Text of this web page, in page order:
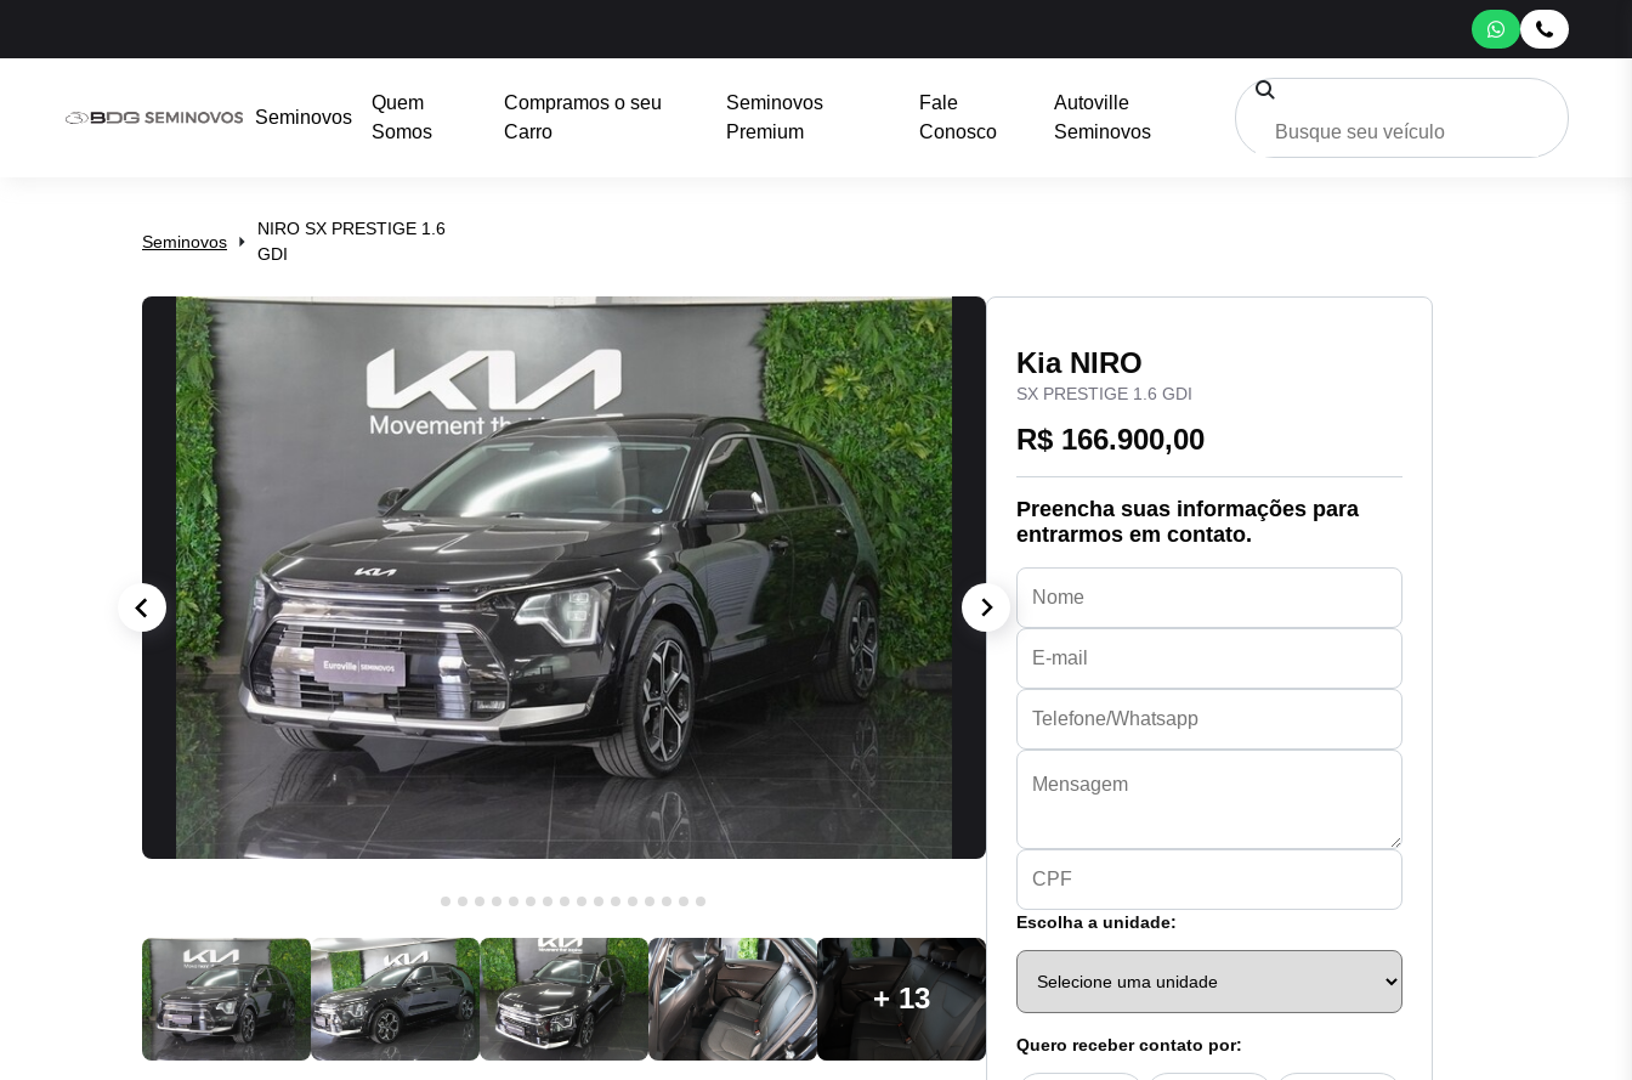
Seminovos
Quem
Somos
Compramos o seu
Carro
Seminovos
Premium
Fale
Conosco
Autoville
Seminovos
Seminovos
NIRO SX PRESTIGE 1.6
GDI
+ 13
Kia NIRO
SX PRESTIGE 1.6 GDI
R$ 166.900,00
Preencha suas informações para
entrarmos em contato.
Escolha a unidade:
Quero receber contato por: